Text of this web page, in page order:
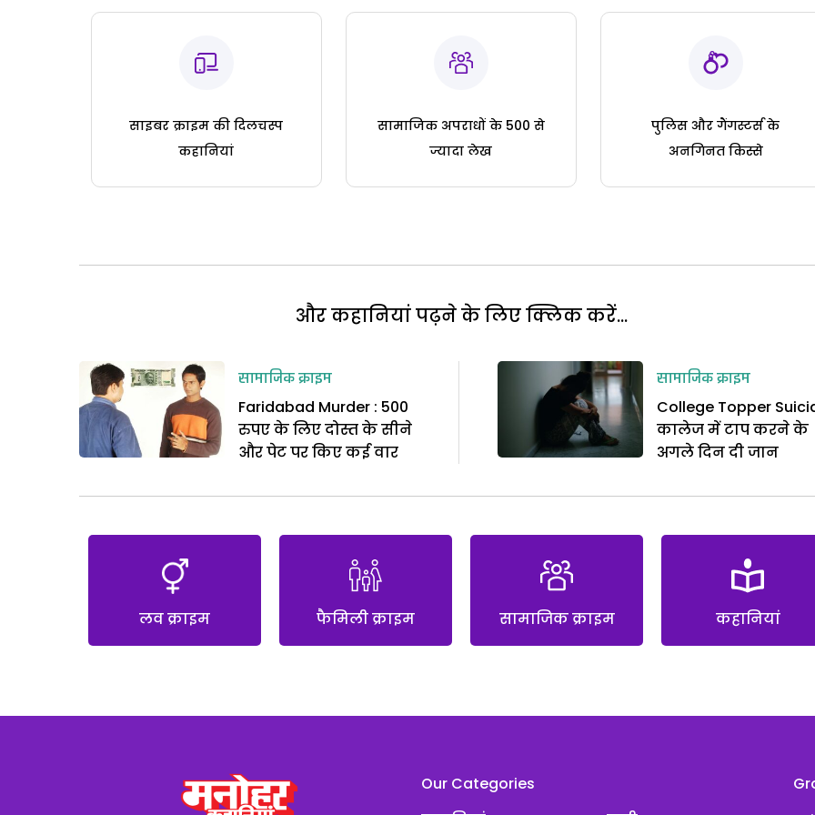
साइबर क्राइम की दिलचस्प
कहानियां
सामाजिक अपराधों के 500 से
ज्यादा लेख
पुलिस और गैंगस्टर्स के
अनगिनत किस्से
और कहानियां पढ़ने के लिए क्लिक करें...
सामाजिक क्राइम
Faridabad Murder : 500
रुपए के लिए दोस्त के सीने
और पेट पर किए कई वार
सामाजिक क्राइम
College Topper
कालेज में टाप करने के
अगले दिन दी जान
लव क्राइम फैमिली क्राइम सामाजिक क्राइम कहानियां
Our Categories